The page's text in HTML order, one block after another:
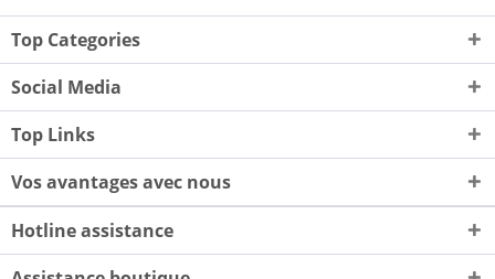
Top Categories
Social Media
Top Links
Vos avantages avec nous
Hotline assistance